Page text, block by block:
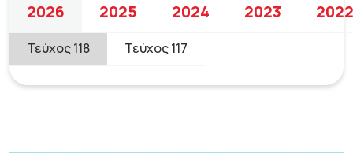
2026 2025 2024 2023 2022
Τεύχος 118 Τεύχος 117